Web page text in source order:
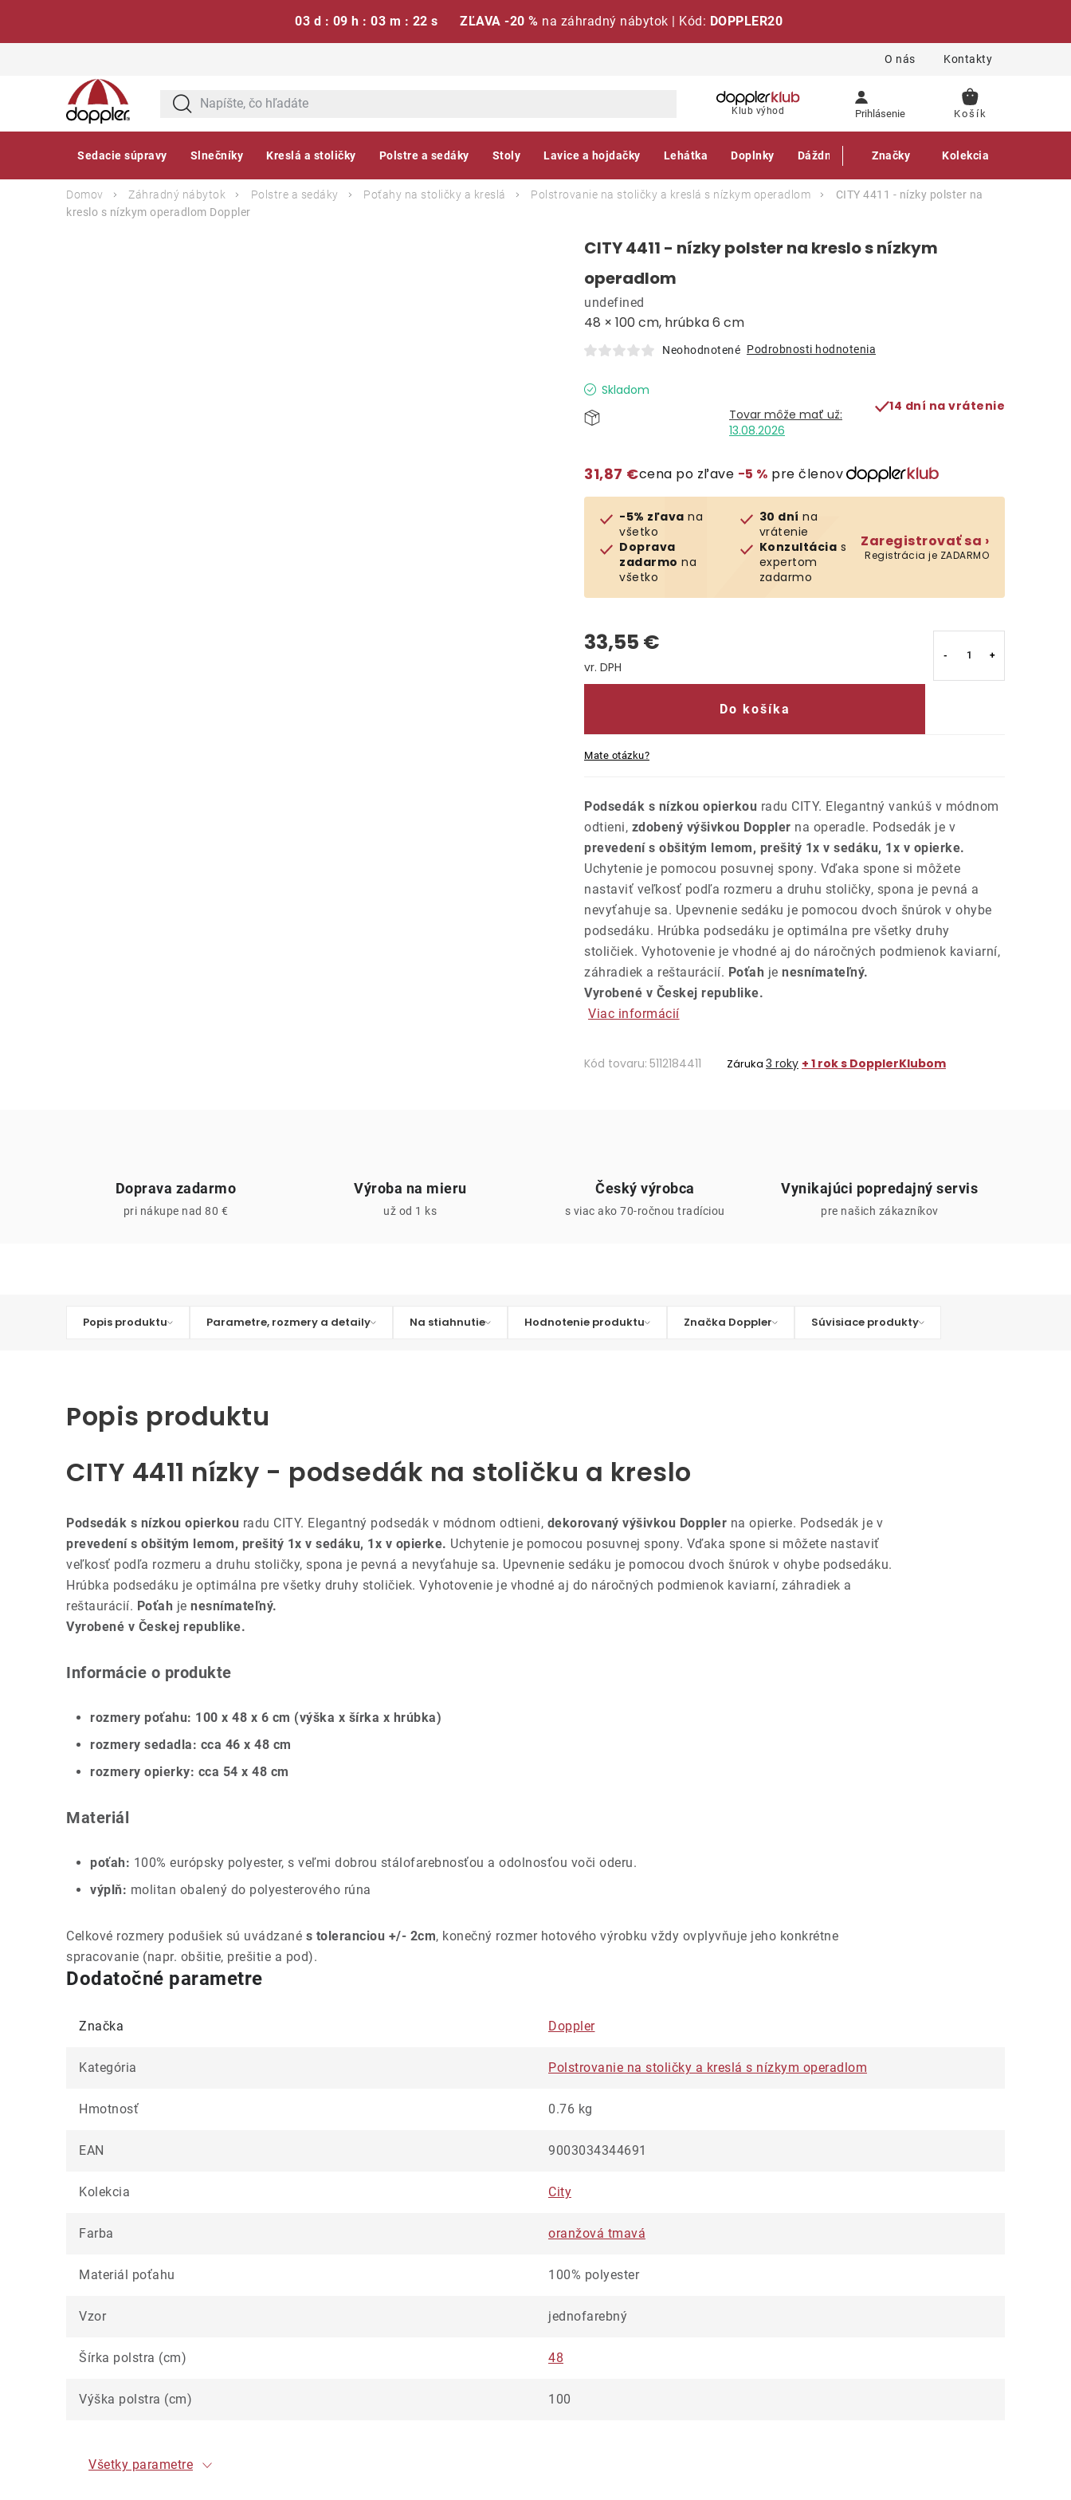
03 d : 09 h : 03 m : 21 s ZĽAVA -20 % na záhradný nábytok | Kód: DOPPLER20
O nás Kontakty
Klub výhod Prihlásenie
NÁKUPNÝ
Sedacie súpravy Slnečníky Kreslá a stoličky Polstre a sedáky Stoly Lavice a hojdačky Lehátka Doplnky Dáždniky Gastro produkty
Značky Kolekcia
Domov Záhradný nábytok Polstre a sedáky Poťahy na stoličky a kreslá Polstrovanie na stoličky a kreslá s nízkym operadlom
CITY 4411 - nízky polster na
kreslo s nízkym operadlom Doppler
CITY 4411 - nízky polster na kreslo s nízkym
operadlom
48 × 100 cm, hrúbka 6 cm
undefined
Neohodnotené Podrobnosti hodnotenia
Skladom
13.08.2026
14 dní na vrátenie
31,87 €cena po zľave −5 % pre členov
-5% zľava na
všetko
Doprava
zadarmo na
všetko
30 dní na
vrátenie
Konzultácia s
expertom
zadarmo
Zaregistrovať sa ›
Registrácia je ZADARMO
33,55 €
Jednotková cena:
Do košíka
Mate otázku?
Podsedák s nízkou opierkou radu CITY. Elegantný vankúš v módnom
odtieni, zdobený výšivkou Doppler na operadle. Podsedák je v
prevedení s obšitým lemom, prešitý 1x v sedáku, 1x v opierke.
Uchytenie je pomocou posuvnej spony. Vďaka spone si môžete
nastaviť veľkosť podľa rozmeru a druhu stoličky, spona je pevná a
nevyťahuje sa. Upevnenie sedáku je pomocou dvoch šnúrok v ohybe
podsedáku. Hrúbka podsedáku je optimálna pre všetky druhy
stoličiek. Vyhotovenie je vhodné aj do náročných podmienok kaviarní,
záhradiek a reštaurácií. Poťah je nesnímateľný.
Vyrobené v Českej republike.
Viac informácií
Kód tovaru: 5112184411 Záruka 3 roky + 1 rok s DopplerKlubom
Doprava zadarmo
pri nákupe nad 80 €
Výroba na mieru
už od 1 ks
Český výrobca
s viac ako 70-ročnou tradíciou
Vynikajúci popredajný servis
pre našich zákazníkov
Popis produktu Parametre, rozmery a detaily Na stiahnutie Hodnotenie produktu Značka Doppler Súvisiace produkty
Popis produktu
CITY 4411 nízky - podsedák na stoličku a kreslo
Podsedák s nízkou opierkou radu CITY. Elegantný podsedák v módnom odtieni, dekorovaný výšivkou Doppler na opierke. Podsedák je v
prevedení s obšitým lemom, prešitý 1x v sedáku, 1x v opierke. Uchytenie je pomocou posuvnej spony. Vďaka spone si môžete nastaviť
veľkosť podľa rozmeru a druhu stoličky, spona je pevná a nevyťahuje sa. Upevnenie sedáku je pomocou dvoch šnúrok v ohybe podsedáku.
Hrúbka podsedáku je optimálna pre všetky druhy stoličiek. Vyhotovenie je vhodné aj do náročných podmienok kaviarní, záhradiek a
reštaurácií. Poťah je nesnímateľný.
Vyrobené v Českej republike.
Informácie o produkte
rozmery poťahu: 100 x 48 x 6 cm (výška x šírka x hrúbka)
rozmery sedadla: cca 46 x 48 cm
rozmery opierky: cca 54 x 48 cm
Materiál
poťah: 100% európsky polyester, s veľmi dobrou stálofarebnosťou a odolnosťou voči oderu.
výplň: molitan obalený do polyesterového rúna
Celkové rozmery podušiek sú uvádzané s toleranciou +/- 2cm, konečný rozmer hotového výrobku vždy ovplyvňuje jeho konkrétne
spracovanie (napr. obšitie, prešitie a pod).
Dodatočné parametre
Značka Doppler
Kategória Polstrovanie na stoličky a kreslá s nízkym operadlom
Hmotnosť 0.76 kg
EAN 9003034344691
Kolekcia City
Farba oranžová tmavá
Materiál poťahu 100% polyester
Vzor jednofarebný
Šírka polstra (cm) 48
Výška polstra (cm) 100
Všetky parametre